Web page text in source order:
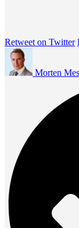
Retweet on Twitter
Morten